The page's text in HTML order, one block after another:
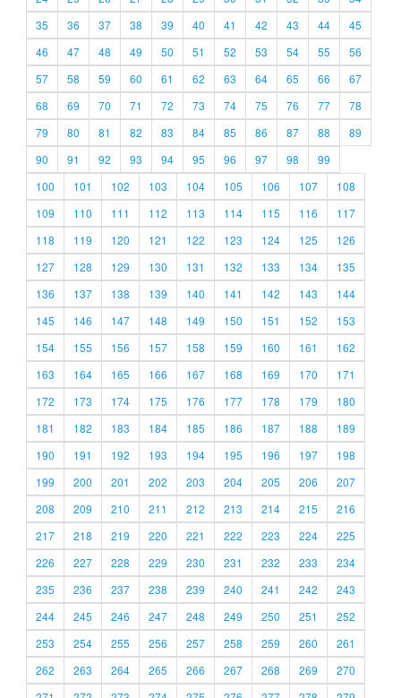
35
36 37 38 39 40 41 42 43 44
45
46
47 48 49 50 51 52 53 54 55
56
57
58 59 60 61 62 63 64 65 66
67
68
69 70 71 72 73 74 75 76 77
78
79
80 81 82 83 84 85 86 87 88
89
90
91 92 93 94 95 96 97 98
99
100
101 102 103 104 105 106 107
108
109
110 111 112 113 114 115 116
117
118
119 120 121 122 123 124 125
126
127
128 129 130 131 132 133 134
135
136
137 138 139 140 141 142 143
144
145
146 147 148 149 150 151 152
153
154
155 156 157 158 159 160 161
162
163
164 165 166 167 168 169 170
171
172
173 174 175 176 177 178 179
180
181
182 183 184 185 186 187 188
189
190
191 192 193 194 195 196 197
198
199
200 201 202 203 204 205 206
207
208
209 210 211 212 213 214 215
216
217
218 219 220 221 222 223 224
225
226
227 228 229 230 231 232 233
234
235
236 237 238 239 240 241 242
243
244
245 246 247 248 249 250 251
252
253
254 255 256 257 258 259 260
261
262
263 264 265 266 267 268 269
270